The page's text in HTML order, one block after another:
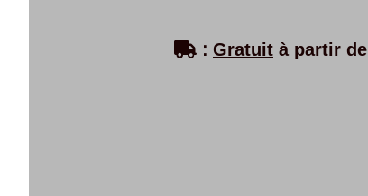
 : Gratuit à partir de